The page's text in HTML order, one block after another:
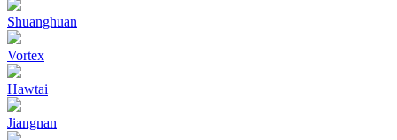
Shuanghuan
Vortex
Hawtai
Jiangnan